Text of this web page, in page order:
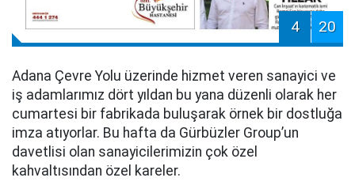
4 20
Adana Çevre Yolu üzerinde hizmet veren sanayici ve
iş adamlarımız dört yıldan bu yana düzenli olarak her
cumartesi bir fabrikada buluşarak örnek bir dostluğa
imza atıyorlar. Bu hafta da Gürbüzler Group’un
davetlisi olan sanayicilerimizin çok özel
kahvaltısından özel kareler.